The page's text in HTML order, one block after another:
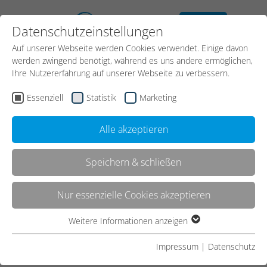
Kontakt
Start Glossar
Datenschutzeinstellungen
Auf unserer Webseite werden Cookies verwendet. Einige davon
werden zwingend benötigt, während es uns andere ermöglichen,
Ihre Nutzererfahrung auf unserer Webseite zu verbessern.
Essenziell Statistik Marketing
Alle akzeptieren
Speichern & schließen
Nur essenzielle Cookies akzeptieren
Essenzielle Cookies werden für grundlegende Funktionen der
Weitere Informationen anzeigen
Impressum | Datenschutz